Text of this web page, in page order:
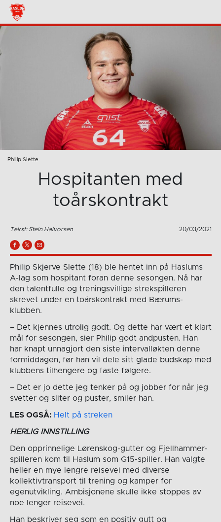
Philip Slette
Hospitanten med
toårskontrakt
Tekst: Stein Halvorsen 20/03/2021
Philip Skjerve Slette (18) ble hentet inn på Haslums
A-lag som hospitant foran denne sesongen. Nå har
den talentfulle og treningsvillige strekspilleren
skrevet under en toårskontrakt med Bærums-
klubben.
– Det kjennes utrolig godt. Og dette har vært et klart
mål for sesongen, sier Philip godt andpusten. Han
har knapt unnagjort den siste intervalløkten denne
formiddagen, før han vil dele sitt glade budskap med
klubbens tilhengere og faste følgere.
– Det er jo dette jeg tenker på og jobber for når jeg
svetter og sliter og puster, smiler han.
LES OGSÅ: Helt på streken
HERLIG INNSTILLING
Den opprinnelige Lørenskog-gutter og Fjellhammer-
spilleren kom til Haslum som G15-spiller. Han valgte
heller en mye lengre reisevei med diverse
kollektivtransport til trening og kamper for
egenutvikling. Ambisjonene skulle ikke stoppes av
noe lenger reisevei.
Han beskriver seg som en positiv gutt og